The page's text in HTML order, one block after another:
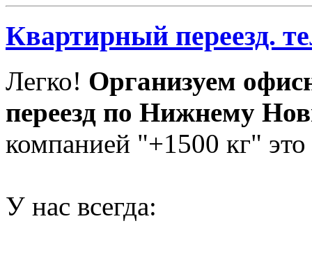
Квартирный переезд.
Легко! Организуем
переезд по Нижнему
компанией "+1500 кг"
У нас всегда: